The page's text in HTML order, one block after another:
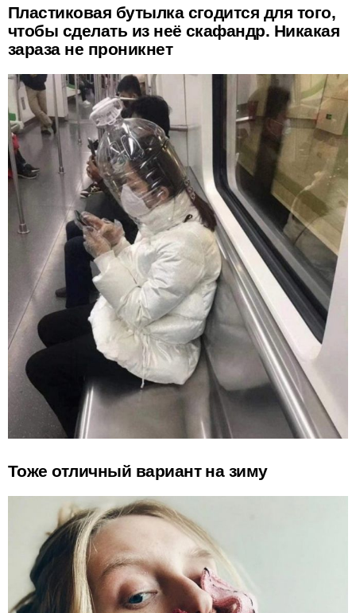
Пластиковая бутылка сгодится для того,
чтобы сделать из неё скафандр. Никакая
зараза не проникнет
Тоже отличный вариант на зиму